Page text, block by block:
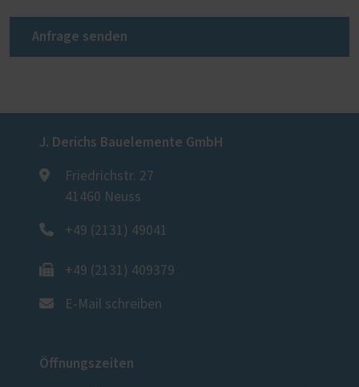
Anfrage senden
J. Derichs Bauelemente GmbH
Friedrichstr. 27
41460 Neuss
+49 (2131) 49041
+49 (2131) 409379
E-Mail schreiben
Öffnungszeiten